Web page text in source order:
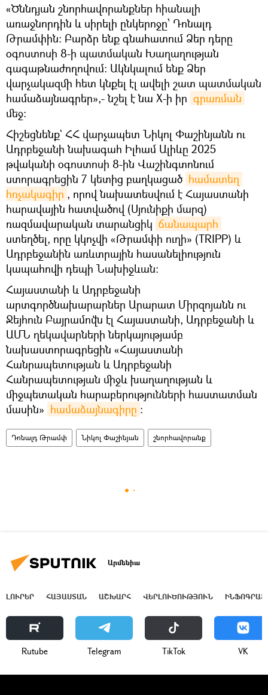
«Ծննդյան շնորհավորանքներ հիանալի
առաջնորդին և սիրելի ընկերոջը՝ Դոնալդ
Թրամփին։ Բարձր ենք գնահատում Ձեր դերը
օգոստոսի 8-ի պատմական Խաղաղության
գագաթնաժողովում։ Ակնկալում ենք Ձեր
վարչակազմի հետ կնքել էլ ավելի շատ պատմական
համաձայնագրեր»,- նշել է նա X-ի իր գրառման
մեջ։
Հիշեցնենք` ՀՀ վարչապետ Նիկոլ Փաշինյանն ու
Ադրբեջանի նախագահ Իլհամ Ալիևը 2025
թվականի օգոստոսի 8-ին Վաշինգտոնում
ստորագրեցին 7 կետից բաղկացած համատեղ
հռչակագիր , որով նախատեսվում է Հայաստանի
հարավային հատվածով (Սյունիքի մարզ)
ռազմավարական տարանցիկ ճանապարհ
ստեղծել, որը կկոչվի «Թրամփի ուղի» (TRIPP) և
Ադրբեջանին առևտրային հասանելիություն
կապահովի դեպի Նախիջևան:
Հայաստանի և Ադրբեջանի
արտգործնախարարներ Արարատ Միրզոյանն ու
Ջեյհուն Բայրամովն էլ Հայաստանի, Ադրբեջանի և
ԱՄՆ ղեկավարների ներկայությամբ
նախաստորագրեցին «Հայաստանի
Հանրապետության և Ադրբեջանի
Հանրապետության միջև խաղաղության և
միջպետական հարաբերությունների հաստատման
մասին» համաձայնագիրը ։
Դոնալդ Թրամփ Նիկոլ Փաշինյան շնորհավորանք
Արմենիա
ԼՈՒՐԵՐ ՀԱՅԱՍՏԱՆ ԱՇԽԱՐՀ ՎԵՐԼՈՒԾՈՒԹՅՈՒՆ
Rutube Telegram ТikТоk VK